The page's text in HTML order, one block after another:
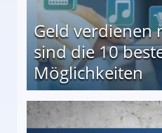
Geld verdienen
sind die 10
Möglichkeiten
besten Möglichkeiten